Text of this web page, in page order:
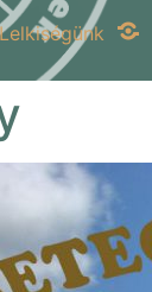
Lelkiségünk